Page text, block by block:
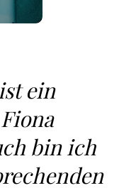
ein
bin ich